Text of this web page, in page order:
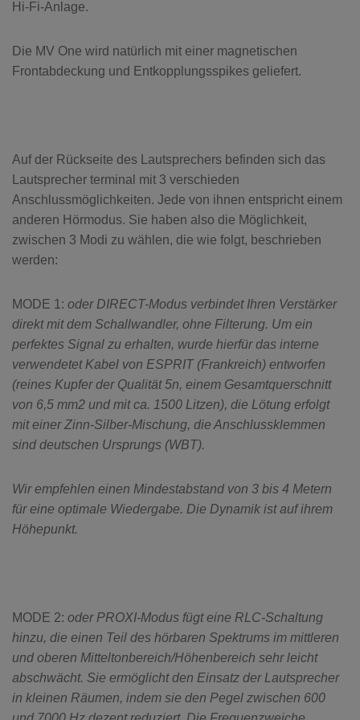
Hi-Fi-Anlage.
Die MV One wird natürlich mit einer magnetischen
Frontabdeckung und Entkopplungsspikes geliefert.
Auf der Rückseite des Lautsprechers befinden sich das
Lautsprecher terminal mit 3 verschieden
Anschlussmöglichkeiten. Jede von ihnen entspricht einem
anderen Hörmodus. Sie haben also die Möglichkeit,
zwischen 3 Modi zu wählen, die wie folgt, beschrieben
werden:
MODE 1: oder DIRECT-Modus verbindet Ihren Verstärker
direkt mit dem Schallwandler, ohne Filterung. Um ein
perfektes Signal zu erhalten, wurde hierfür das interne
verwendetet Kabel von ESPRIT (Frankreich) entworfen
(reines Kupfer der Qualität 5n, einem Gesamtquerschnitt
von 6,5 mm2 und mit ca. 1500 Litzen), die Lötung erfolgt
mit einer Zinn-Silber-Mischung, die Anschlussklemmen
sind deutschen Ursprungs (WBT).
Wir empfehlen einen Mindestabstand von 3 bis 4 Metern
für eine optimale Wiedergabe. Die Dynamik ist auf ihrem
Höhepunkt.
MODE 2: oder PROXI-Modus fügt eine RLC-Schaltung
hinzu, die einen Teil des hörbaren Spektrums im mittleren
und oberen Mitteltonbereich/Höhenbereich sehr leicht
abschwächt. Sie ermöglicht den Einsatz der Lautsprecher
in kleinen Räumen, indem sie den Pegel zwischen 600